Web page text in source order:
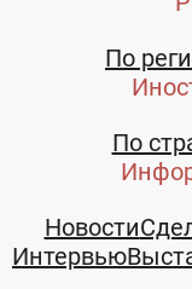
По
По
Новости
Интервью